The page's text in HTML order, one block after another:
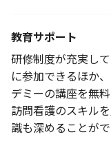
教育サポート
研修制度が充実し
に参加できるほか
デミーの講座を無
訪問看護のスキル
識も深めることがで